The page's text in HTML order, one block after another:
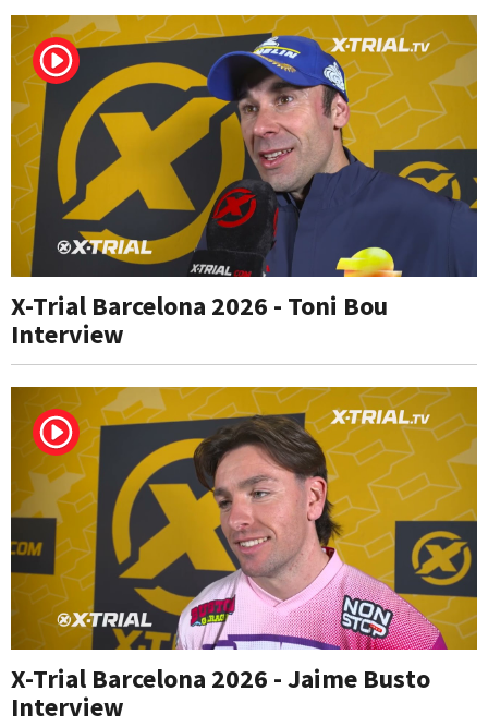
X-Trial Barcelona 2026 - Toni Bou
Interview
X-Trial Barcelona 2026 - Jaime Busto
Interview